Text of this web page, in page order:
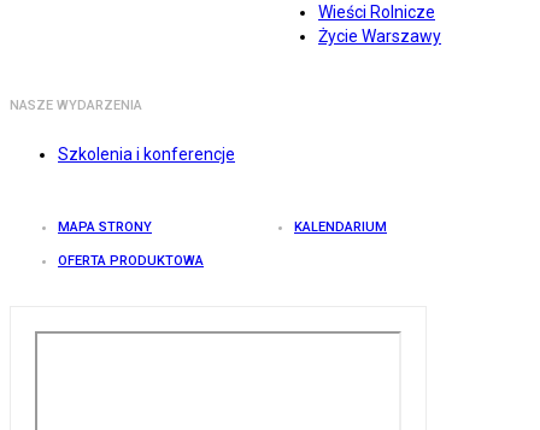
Wieści Rolnicze
Życie Warszawy
NASZE WYDARZENIA
Szkolenia i konferencje
MAPA STRONY KALENDARIUM
OFERTA PRODUKTOWA